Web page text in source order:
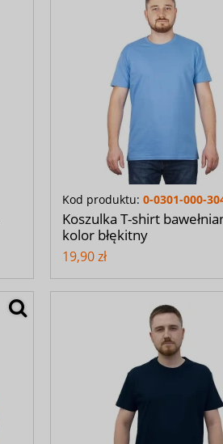
Kod produktu: 0-0301-000-
Koszulka T-shirt
kolor błękitny
19,90 zł